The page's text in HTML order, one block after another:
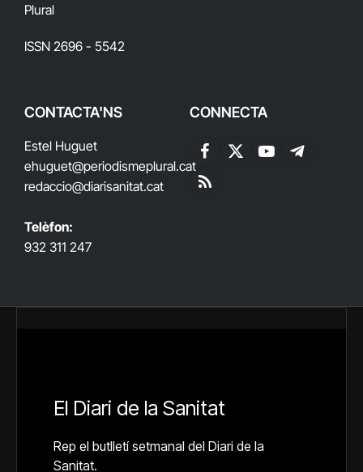
Plural
ISSN 2696 - 5542
CONTACTA'NS
Estel Huguet
ehuguet@periodismeplural.cat
redaccio@diarisanitat.cat
Telèfon:
932 311 247
CONNECTA
Facebook
X
YouTubeTelegram
RSS